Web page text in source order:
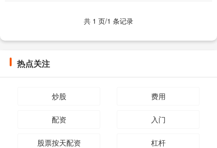
共 1 页/1 条记录
热点关注
炒股 费用
配资 入门
股票按天配资 杠杆